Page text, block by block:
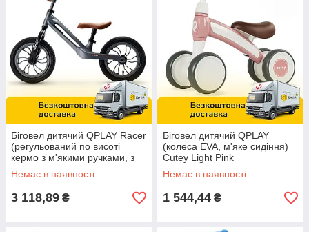
Біговел дитячий QPLAY Racer
(регульований по висоті
кермо з м'якими ручками, з
надувними колесами) B-
300Grey
Немає в наявності
3 118,89 ₴
Біговел дитячий QPLAY
(колеса EVA, м'яке сидіння)
Cutey Light Pink
Немає в наявності
1 544,44 ₴